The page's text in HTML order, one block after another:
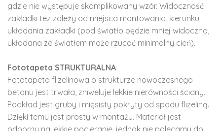
gdzie nie występuje skomplikowany wzór. Widoczność
zakładki tez zależy od miejsca montowania, kierunku
układania zakładki (pod światło będzie mniej widoczna,
układana ze światłem może rzucać minimalny cień).
Fototapeta STRUKTURALNA
Fototapeta flizelinowa o strukturze nowoczesnego
betonu jest trwała, zniweluje lekkie nierówności ściany.
Podkład jest gruby i mięsisty pokryty od spodu flizeliną.
Dzięki temu jest prosty w montażu. Materiał jest
odporny na lekkie pocieranie, jednak nie polecamy do